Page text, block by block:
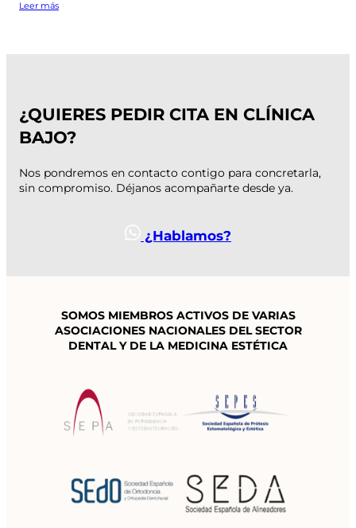
Leer más
¿QUIERES PEDIR CITA EN CLÍNICA
BAJO?
Nos pondremos en contacto contigo para concretarla,
sin compromiso. Déjanos acompañarte desde ya.
¿Hablamos?
SOMOS MIEMBROS ACTIVOS DE VARIAS
ASOCIACIONES NACIONALESDEL SECTOR
DENTAL Y DE LA MEDICINA ESTÉTICA